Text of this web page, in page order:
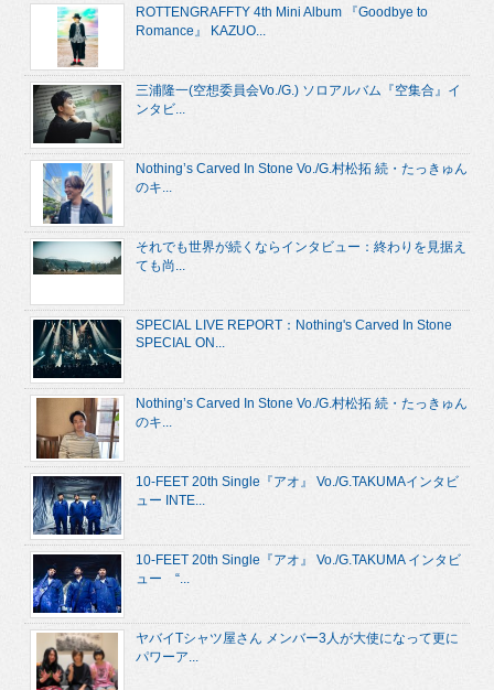
ROTTENGRAFFTY 4th Mini Album 『Goodbye to
Romance』 KAZUO...
三浦隆一(空想委員会Vo./G.) ソロアルバム『空集合』イ
ンタビ...
Nothing’s Carved In Stone Vo./G.村松拓 続・たっきゅん
のキ...
それでも世界が続くならインタビュー：終わりを見据え
ても尚...
SPECIAL LIVE REPORT：Nothing's Carved In Stone
SPECIAL ON...
Nothing’s Carved In Stone Vo./G.村松拓 続・たっきゅん
のキ...
10-FEET 20th Single『アオ』 Vo./G.TAKUMAインタビ
ュー INTE...
10-FEET 20th Single『アオ』 Vo./G.TAKUMA インタビ
ュー “...
ヤバイTシャツ屋さん メンバー3人が大使になって更に
パワーア...